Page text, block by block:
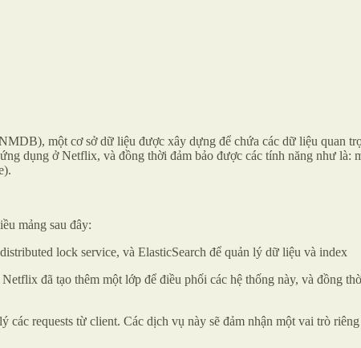
một cơ sở dữ liệu được xây dựng để chứa các dữ liệu quan
dụng ở Netflix, và đồng thời đảm bảo được các tính năng như
mảng sau đây:
lock service, và ElasticSearch để quản lý dữ liệu và index
đã tạo thêm một lớp để điều phối các hệ thống này, và đồng
requests từ client. Các dịch vụ này sẽ đảm nhận một vai trò